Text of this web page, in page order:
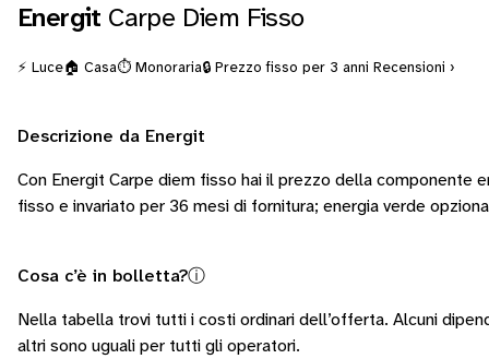
Energit Carpe Diem Fisso
⚡ Luce🏠 Casa⏱️ Monoraria🔒 Prezzo fisso per 3 anni Recensioni ›
Descrizione da Energit
Con Energit Carpe diem fisso hai il prezzo della componente
fisso e invariato per 36 mesi di fornitura; energia verde
Cosa c’è in bolletta?ⓘ
Nella tabella trovi tutti i costi ordinari dell’offerta. Alcuni
altri sono uguali per tutti gli operatori.